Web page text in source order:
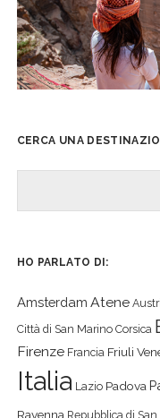
CERCA UNA
HO PARLATO DI:
Amsterdam Atene
Città di San Marino Corsica
Firenze Francia Friuli
Italia Lazio Padova
Ravenna Repubblica di